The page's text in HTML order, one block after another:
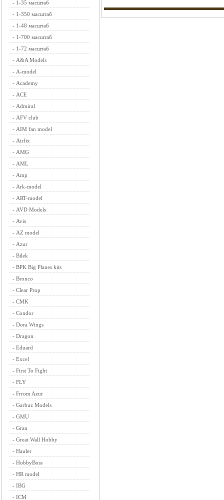
- 1-35 масштаб
- 1-350 масштаб
- 1-48 масштаб
- 1-700 масштаб
- 1-72 масштаб
- A&A Models
- A-model
- Academy
- ACE
- Admiral
- AFV club
- AIM fan model
- Airfix
- AMG
- AML
- Amp
- Ark-model
- ART-model
- AVD Models
- Avis
- AZ model
- Azur
- Bilek
- BPK Big Planes kits
- Bronco
- Clear Prop
- CMK
- Condor
- Dora Wings
- Dragon
- Eduard
- Excel
- First To Fight
- FLY
- Frrom Azur
- Garbuz Models
- GMU
- Gran
- Great Wall Hobby
- Hauler
- HobbyBoss
- HR model
- IBG
- ICM